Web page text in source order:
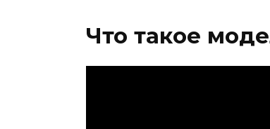
Что такое